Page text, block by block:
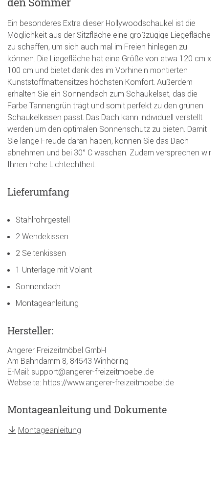
Ein besonderes Extra dieser Hollywoodschaukel ist die
Möglichkeit aus der Sitzfläche eine großzügige Liegefläche
zu schaffen, um sich auch mal im Freien hinlegen zu
können. Die Liegefläche hat eine Größe von etwa 120 cm x
100 cm und bietet dank des im Vorhinein montierten
Kunststoffmattensitzes höchsten Komfort. Außerdem
erhalten Sie ein Sonnendach zum Schaukelset, das die
Farbe Tannengrün trägt und somit perfekt zu den grünen
Schaukelkissen passt. Das Dach kann individuell verstellt
werden um den optimalen Sonnenschutz zu bieten. Damit
Sie lange Freude daran haben, können Sie das Dach
abnehmen und bei 30° C waschen. Zudem versprechen wir
Ihnen hohe Lichtechtheit.
Lieferumfang
Stahlrohrgestell
2 Wendekissen
2 Seitenkissen
1 Unterlage mit Volant
Sonnendach
Montageanleitung
Hersteller:
Angerer Freizeitmöbel GmbH
Am Bahndamm 8, 84543 Winhöring
E-Mail: support@angerer-freizeitmoebel.de
Webseite: https://www.angerer-freizeitmoebel.de
Montageanleitung und Dokumente
Montageanleitung